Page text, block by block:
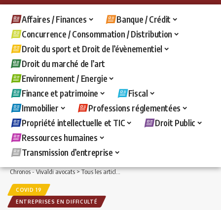
Affaires / Finances
Banque / Crédit
Concurrence / Consommation / Distribution
Droit du sport et Droit de l’évènementiel
Droit du marché de l’art
Environnement / Energie
Finance et patrimoine
Fiscal
Immobilier
Professions réglementées
Propriété intellectuelle et TIC
Droit Public
Ressources humaines
Transmission d’entreprise
Chronos - Vivaldi avocats>Tous les articles >Affaires / Finances>Entreprises en
COVID 19
ENTREPRISES EN DIFFICULTÉ